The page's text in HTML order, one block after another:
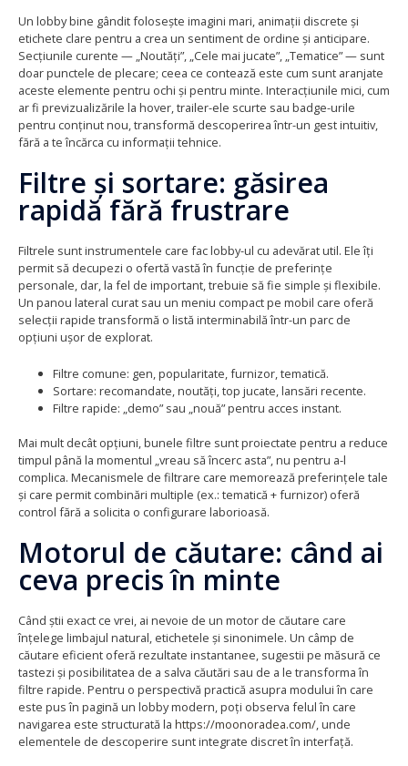
Un lobby bine gândit folosește imagini mari, animații discrete și
etichete clare pentru a crea un sentiment de ordine și anticipare.
Secțiunile curente — „Noutăți”, „Cele mai jucate”, „Tematice” — sunt
doar punctele de plecare; ceea ce contează este cum sunt aranjate
aceste elemente pentru ochi și pentru minte. Interacțiunile mici, cum
ar fi previzualizările la hover, trailer-ele scurte sau badge-urile
pentru conținut nou, transformă descoperirea într-un gest intuitiv,
fără a te încărca cu informații tehnice.
Filtre și sortare: găsirea
rapidă fără frustrare
Filtrele sunt instrumentele care fac lobby-ul cu adevărat util. Ele îți
permit să decupezi o ofertă vastă în funcție de preferințe
personale, dar, la fel de important, trebuie să fie simple și flexibile.
Un panou lateral curat sau un meniu compact pe mobil care oferă
selecții rapide transformă o listă interminabilă într-un parc de
opțiuni ușor de explorat.
Filtre comune: gen, popularitate, furnizor, tematică.
Sortare: recomandate, noutăți, top jucate, lansări recente.
Filtre rapide: „demo” sau „nouă” pentru acces instant.
Mai mult decât opțiuni, bunele filtre sunt proiectate pentru a reduce
timpul până la momentul „vreau să încerc asta”, nu pentru a-l
complica. Mecanismele de filtrare care memorează preferințele tale
și care permit combinări multiple (ex.: tematică + furnizor) oferă
control fără a solicita o configurare laborioasă.
Motorul de căutare: când ai
ceva precis în minte
Când știi exact ce vrei, ai nevoie de un motor de căutare care
înțelege limbajul natural, etichetele și sinonimele. Un câmp de
căutare eficient oferă rezultate instantanee, sugestii pe măsură ce
tastezi și posibilitatea de a salva căutări sau de a le transforma în
filtre rapide. Pentru o perspectivă practică asupra modului în care
este pus în pagină un lobby modern, poți observa felul în care
navigarea este structurată la https://moonoradea.com/, unde
elementele de descoperire sunt integrate discret în interfață.